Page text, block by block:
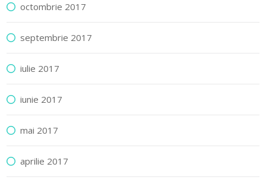
octombrie 2017
septembrie 2017
iulie 2017
iunie 2017
mai 2017
aprilie 2017